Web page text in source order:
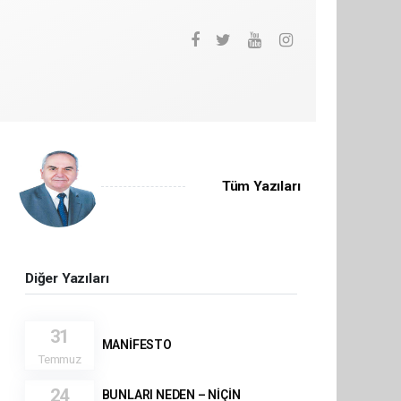
Tüm Yazıları
Diğer Yazıları
31
Temmuz
MANİFESTO
24 BUNLARI NEDEN – NİÇİN